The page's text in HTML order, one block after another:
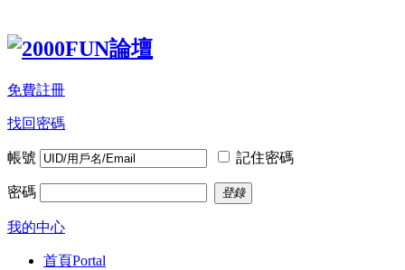
免費註冊
找回密碼
帳號 記住密碼
密碼 登錄
我的中心
首頁Portal